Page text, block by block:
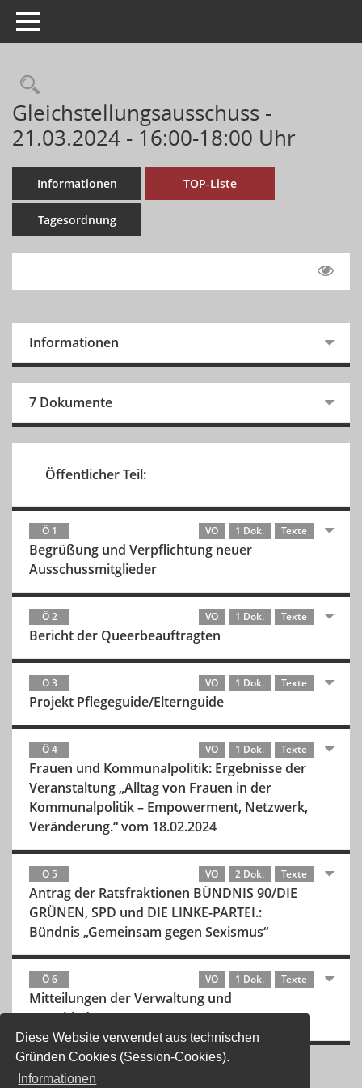
Diese Website verwendet aus technischen
Gründen Cookies (Session-Cookies).
Informationen
Toggle navigation
Gleichstellungsausschuss -
21.03.2024 - 16:00-18:00 Uhr
Informationen TOP-Liste
Tagesordnung
Informationen
7 Dokumente
Öffentlicher Teil:
Ö 1 VO 1 Dok. Texte
Begrüßung und Verpflichtung neuer
Ausschussmitglieder
Ö 2 VO 1 Dok. Texte
Bericht der Queerbeauftragten
Ö 3 VO 1 Dok. Texte
Projekt Pflegeguide/Elternguide
Ö 4 VO 1 Dok. Texte
Frauen und Kommunalpolitik: Ergebnisse der
Veranstaltung „Alltag von Frauen in der
Kommunalpolitik – Empowerment, Netzwerk,
Veränderung.“ vom 18.02.2024
Ö 5 VO 2 Dok. Texte
Antrag der Ratsfraktionen BÜNDNIS 90/DIE
GRÜNEN, SPD und DIE LINKE-PARTEI.:
Bündnis „Gemeinsam gegen Sexismus“
Ö 6 VO 1 Dok. Texte
Mitteilungen der Verwaltung und
Verschiedenes